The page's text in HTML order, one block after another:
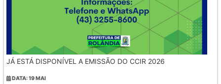
JÁ ESTÁ DISPONÍVEL A EMISSÃO DO CCIR 2026
DATA: 19 MAI